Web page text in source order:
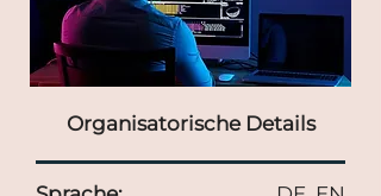
Organisatorische Details